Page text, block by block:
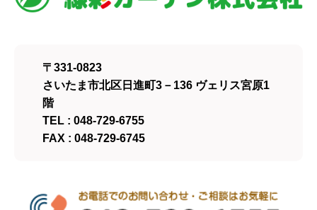
〒331-0823
さいたま市北区日進町3－136 ヴェリス宮原1
階
TEL : 048-729-6755
FAX : 048-729-6745